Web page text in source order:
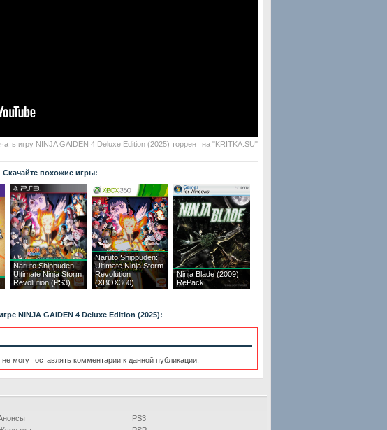
игру NINJA GAIDEN 4 Deluxe Edition (2025) торрент на "KRITKA.SU"
Скачайте похожие игры:
Naruto Shippuden:
Ultimate Ninja Storm
Revolution (PS3)
Naruto Shippuden:
Ultimate Ninja Storm
Revolution
(XBOX360)
Ninja Blade (2009)
RePack
NINJA GAIDEN 4 Deluxe Edition (2025):
, не могут оставлять комментарии к данной публикации.
PS3